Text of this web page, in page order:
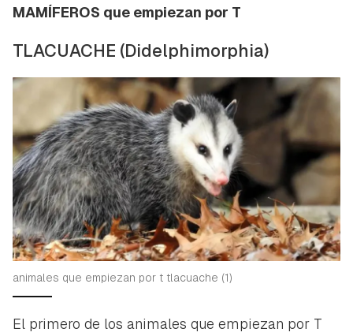
MAMÍFEROS que empiezan por T
TLACUACHE (Didelphimorphia)
animales que empiezan por t tlacuache (1)
El primero de los animales que empiezan por T